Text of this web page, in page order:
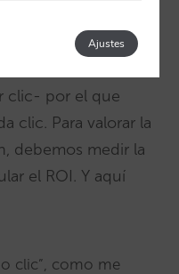
de casi todos los
clic- por el que
clic. Para valorar la
debemos medir la
el ROI. Y aquí
clic”, como me
Ajustes